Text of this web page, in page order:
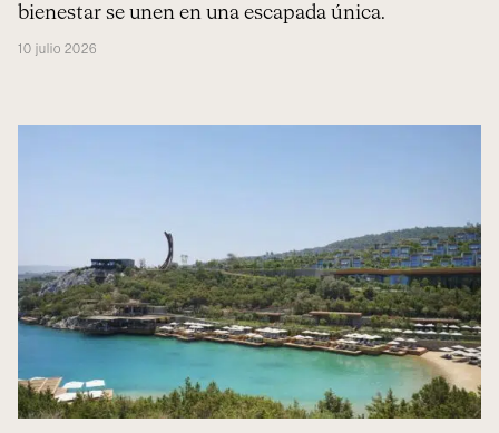
bienestar se unen en una escapada única.
10 julio 2026